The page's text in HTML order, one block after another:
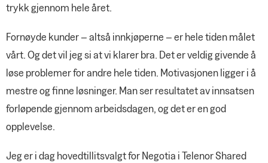
trykk gjennom hele året.
Fornøyde kunder – altså innkjøperne – er hele tiden målet
vårt. Og det vil jeg si at vi klarer bra. Det er veldig givende å
løse problemer for andre hele tiden. Motivasjonen ligger i å
mestre og finne løsninger. Man ser resultatet av innsatsen
forløpende gjennom arbeidsdagen, og det er en god
opplevelse.
Jeg er i dag hovedtillitsvalgt for Negotia i Telenor Shared